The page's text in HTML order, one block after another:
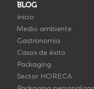
BLOG
Inicio
Medio ambiente
Gastronomía
Casos de éxito
Packaging
Sector HORECA